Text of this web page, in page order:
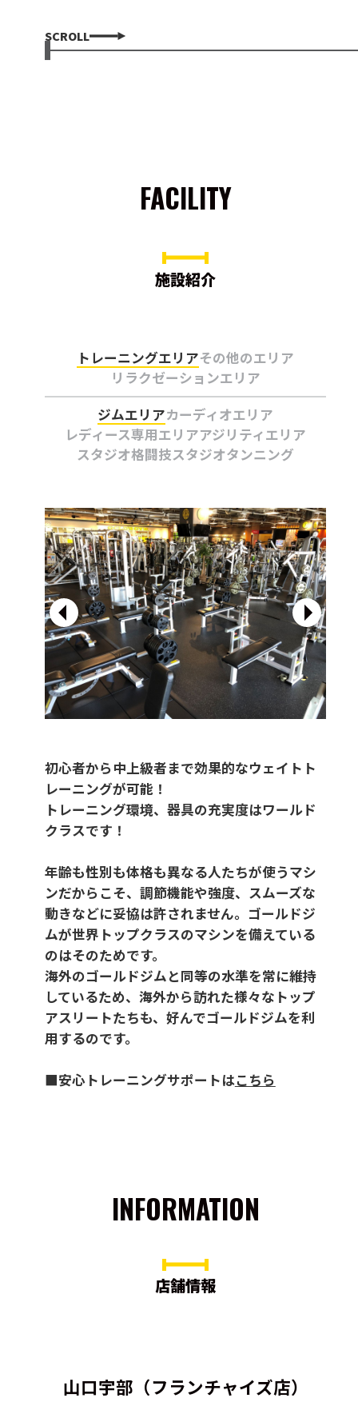
SCROLL
FACILITY
施設紹介
トレーニングエリアその他のエリア
リラクゼーションエリア
ジムエリアカーディオエリア
レディース専用エリアアジリティエリア
スタジオ格闘技スタジオタンニング
初心者から中上級者まで効果的なウェイトト
レーニングが可能！
トレーニング環境、器具の充実度はワールド
クラスです！
年齢も性別も体格も異なる人たちが使うマシ
ンだからこそ、調節機能や強度、スムーズな
動きなどに妥協は許されません。ゴールドジ
ムが世界トップクラスのマシンを備えている
のはそのためです。
海外のゴールドジムと同等の水準を常に維持
しているため、海外から訪れた様々なトップ
アスリートたちも、好んでゴールドジムを利
用するのです。
■安心トレーニングサポートはこちら
INFORMATION
店舗情報
山口宇部（フランチャイズ店）